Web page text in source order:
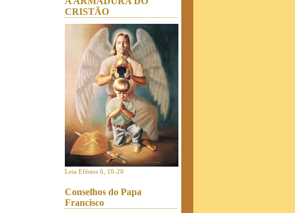
CRISTÃO
Leia Efésios 6, 10-20
Conselhos do Papa
Francisco